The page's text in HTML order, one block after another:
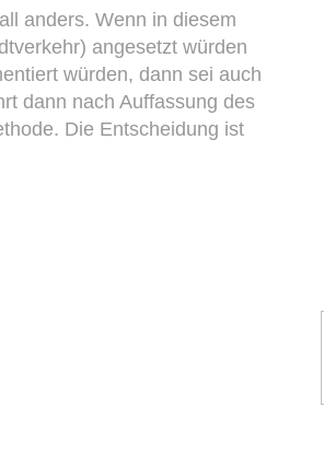
anders. Wenn in diesem
angesetzt würden
würden, dann sei auch
dann nach Auffassung des
Die Entscheidung ist